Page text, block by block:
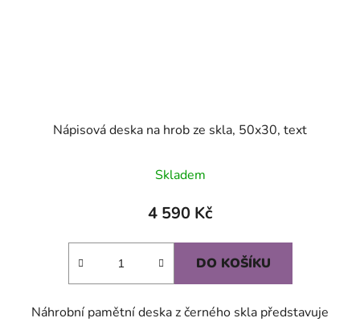
Nápisová deska na hrob ze skla, 50x30, text
Skladem
4 590 Kč
DO KOŠÍKU
Náhrobní pamětní deska z černého skla představuje